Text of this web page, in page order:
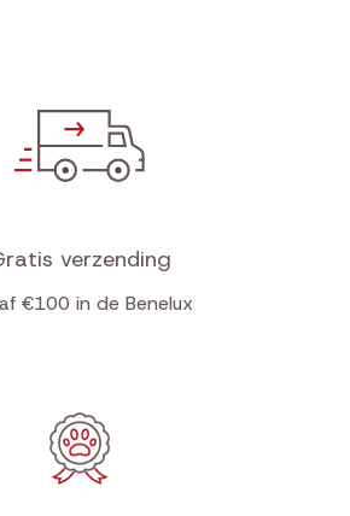
verzending
€100 in de Benelux